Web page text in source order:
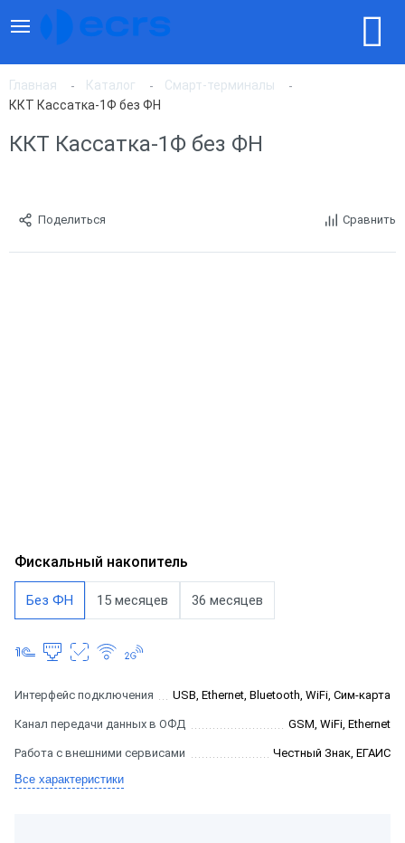
Главная Каталог
Смарт-терминалы
ККТ Кассатка-1Ф без ФН
ККТ Кассатка-1Ф без ФН
Поделиться Сравнить
Фискальный накопитель
Без ФН 15 месяцев 36 месяцев
Интерфейс подключения USB, Ethernet, Bluetooth, WiFi, Сим-карта
Канал передачи данных в ОФД GSM, WiFi, Ethernet
Работа с внешними сервисами
Честный Знак, ЕГАИС
Все характеристики